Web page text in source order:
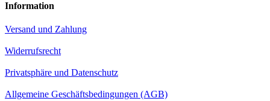
Information
Versand und Zahlung
Widerrufsrecht
Privatsphäre und Datenschutz
Allgemeine Geschäftsbedingungen (AGB)